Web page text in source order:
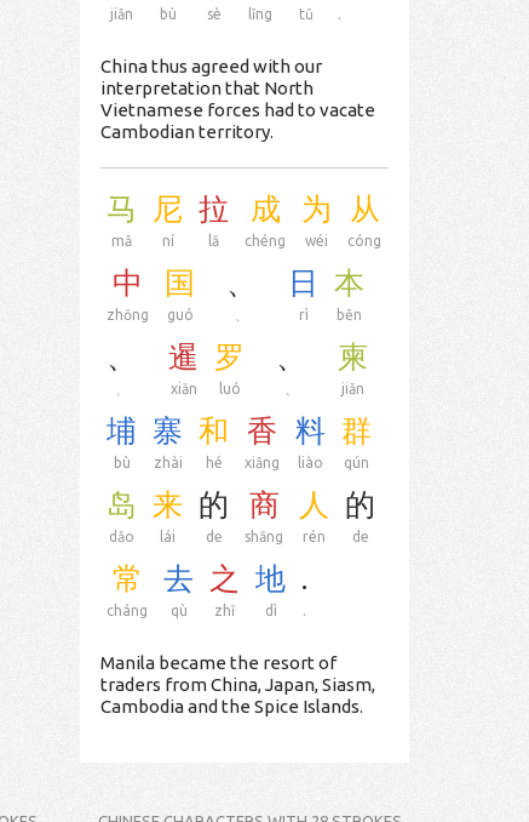
jiǎn bù sè lǐng tǔ .
China thus agreed with our
interpretation that North
Vietnamese forces had to vacate
Cambodian territory.
马
mǎ
尼
ní
拉
lā
成
chéng
为
wéi
从
cóng
中
zhōng
国
guó
、 日
rì
本
běn
、 暹
xiān
罗
luó
、 柬
jiǎn
埔
bù
寨
zhài
和
hé
香
xiāng
料
liào
群
qún
岛
dǎo
来
lái
的
de
商
shāng
人
rén
的
de
常
cháng
去
qù
之
zhī
地
dì
.
.
Manila became the resort of
traders from China, Japan, Siasm,
Cambodia and the Spice Islands.